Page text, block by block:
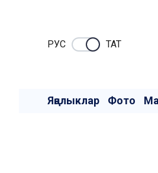
РУC ТАТ
Яңалыклар Фото